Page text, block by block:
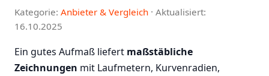
Kategorie: Anbieter & Vergleich · Aktualisiert:
16.10.2025
Ein gutes Aufmaß liefert maßstäbliche
Zeichnungen mit Laufmetern, Kurvenradien,